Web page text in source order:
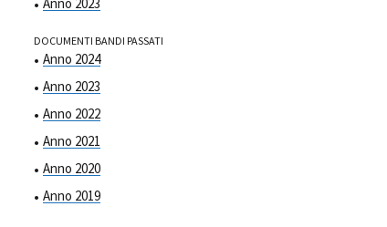
DOCUMENTI BANDI PASSATI
Anno 2024
Anno 2023
Anno 2022
Anno 2021
Anno 2020
Anno 2019